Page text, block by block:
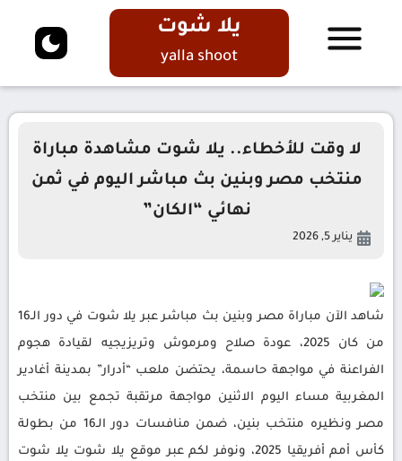
يلا شوت
yalla shoot
لا وقت للأخطاء.. يلا شوت مشاهدة مباراة
منتخب مصر وبنين بث مباشر اليوم في ثمن
نهائي “الكان”
يناير 5, 2026
شاهد الآن مباراة مصر وبنين بث مباشر عبر يلا شوت في دور الـ16
من كان 2025، عودة صلاح ومرموش وتريزيجيه لقيادة هجوم
الفراعنة في مواجهة حاسمة، يحتضن ملعب “أدرار” بمدينة أغادير
المغربية مساء اليوم الاثنين مواجهة مرتقبة تجمع بين منتخب
مصر ونظيره منتخب بنين، ضمن منافسات دور الـ16 من بطولة
كأس أمم أفريقيا 2025، ونوفر لكم عبر موقع يلا شوت يلا شوت